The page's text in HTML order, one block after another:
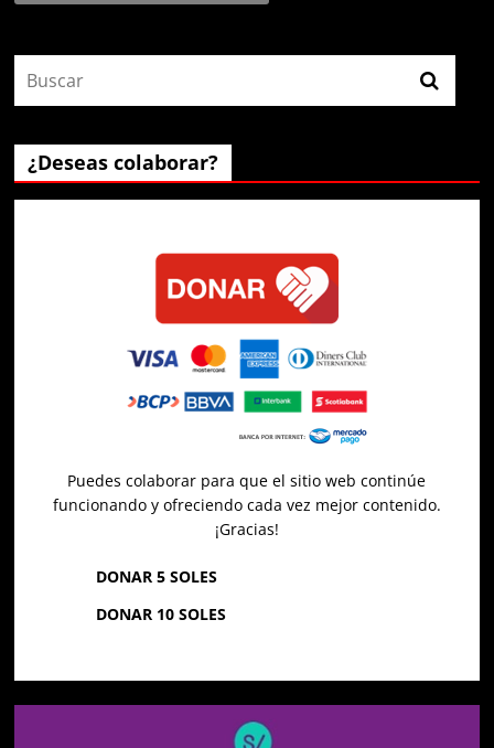
¿Deseas colaborar?
Puedes colaborar para que el sitio web continúe
funcionando y ofreciendo cada vez mejor contenido.
¡Gracias!
DONAR 5 SOLES
DONAR 10 SOLES